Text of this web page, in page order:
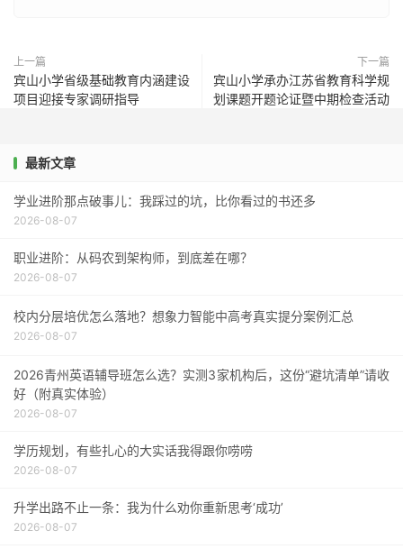
上一篇
宾山小学省级基础教育内涵建设
项目迎接专家调研指导
下一篇
宾山小学承办江苏省教育科学规
划课题开题论证暨中期检查活动
最新文章
学业进阶那点破事儿：我踩过的坑，比你看过的书还多
2026-08-07
职业进阶：从码农到架构师，到底差在哪？
2026-08-07
校内分层培优怎么落地？想象力智能中高考真实提分案例汇总
2026-08-07
2026青州英语辅导班怎么选？实测3家机构后，这份“避坑清单”请收
好（附真实体验）
2026-08-07
学历规划，有些扎心的大实话我得跟你唠唠
2026-08-07
升学出路不止一条：我为什么劝你重新思考‘成功’
2026-08-07